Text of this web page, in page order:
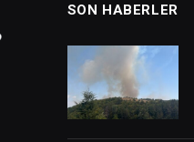
SON HABERLER